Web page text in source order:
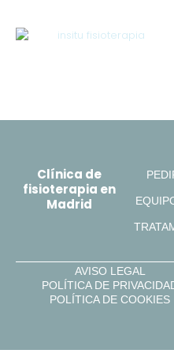
Clínica de
fisioterapia en
Madrid
AVISO LEGAL
POLÍTICA DE
POLÍTICA DE COOKIES